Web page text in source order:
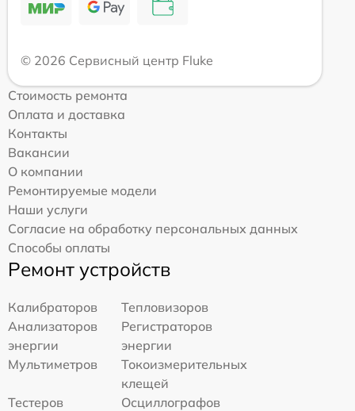
© 2026 Сервисный центр Fluke
Стоимость ремонта
Оплата и доставка
Контакты
Вакансии
О компании
Ремонтируемые модели
Наши услуги
Согласие на обработку персональных данных
Способы оплаты
Ремонт устройств
Калибраторов
Тепловизоров
Анализаторов
энергии
Регистраторов
энергии
Мультиметров
Токоизмерительных
клещей
Тестеров
Осциллографов